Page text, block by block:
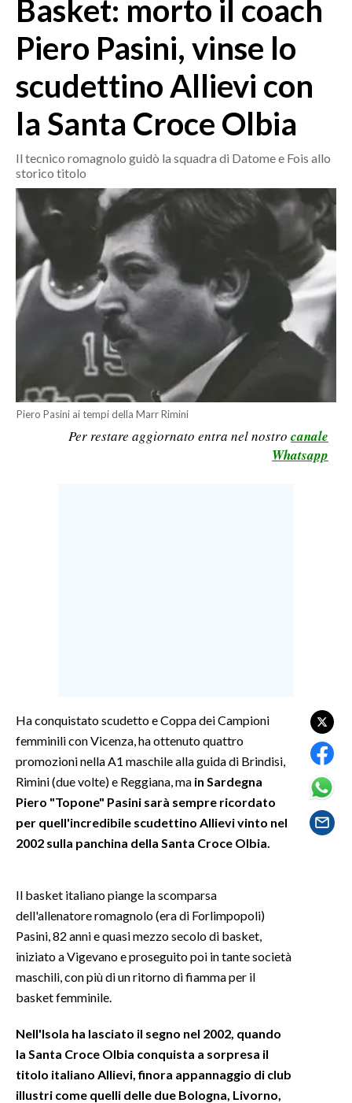
MEDIO CAMPIDANO
SASSARI E PROVINCIA
NUORO E PROVINCIA
OGLIASTRA
CRONACA
ITALIA
MONDO
POLITICA
ECONOMIA
SERVIZI ALLE IMPRESE
BANDI
SPORT IN SARDEGNA
SPETTACOLI
GOSSIP
SARDEGNA TURISMO
SARDI NEL MONDO
NOTIZIE
EVENTI
#CARAUNIONE
INSULARITÀ
INFO AZIENDE
Basket: morto il coach
Piero Pasini, vinse lo
scudettino Allievi con
la Santa Croce Olbia
Il tecnico romagnolo guidò la squadra di Datome e Fois allo
storico titolo
Piero Pasini ai tempi della Marr Rimini
Per restare aggiornato entra nel nostro canale
Whatsapp
Ha conquistato scudetto e Coppa dei Campioni
femminili con Vicenza, ha ottenuto quattro
promozioni nella A1 maschile alla guida di Brindisi,
Rimini (due volte) e Reggiana, ma in Sardegna
Piero "Topone" Pasini sarà sempre ricordato
per quell'incredibile scudettino Allievi vinto nel
2002 sulla panchina della Santa Croce Olbia.
Il basket italiano piange la scomparsa
dell'allenatore romagnolo (era di Forlimpopoli)
Pasini, 82 anni e quasi mezzo secolo di basket,
iniziato a Vigevano e proseguito poi in tante società
maschili, con più di un ritorno di fiamma per il
basket femminile.
Nell'Isola ha lasciato il segno nel 2002, quando
la Santa Croce Olbia conquista a sorpresa il
titolo italiano Allievi, finora appannaggio di club
illustri come quelli delle due Bologna, Livorno,